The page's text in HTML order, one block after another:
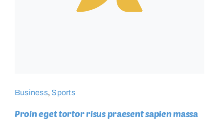
Business, Sports
Proin eget tortor risus praesent sapien massa